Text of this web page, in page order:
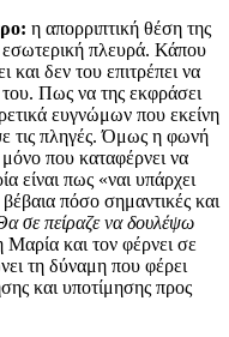
η απορριπτική θέση της
εσωτερική πλευρά. Κάπου
δεν του επιτρέπει να
Πως να της εκφράσει
ευγνώμων που εκείνη
τις πληγές. Όμως η φωνή
μόνο που καταφέρνει να
είναι πως «ναι υπάρχει
πόσο σημαντικές και
σε πείραζε να δουλέψω
Μαρία και τον φέρνει σε
τη δύναμη που φέρει
και υποτίμησης προς